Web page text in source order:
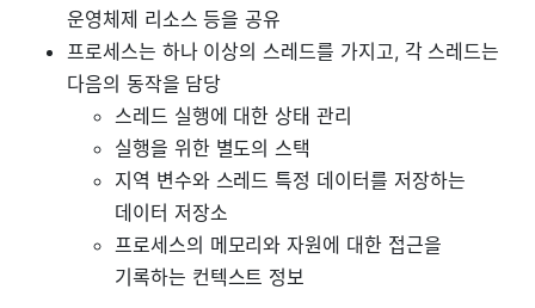
운영체제 리소스 등을 공유
프로세스는 하나 이상의 스레드를 가지고, 각 스레드는
다음의 동작을 담당
스레드 실행에 대한 상태 관리
실행을 위한 별도의 스택
지역 변수와 스레드 특정 데이터를 저장하는
데이터 저장소
프로세스의 메모리와 자원에 대한 접근을
기록하는 컨텍스트 정보